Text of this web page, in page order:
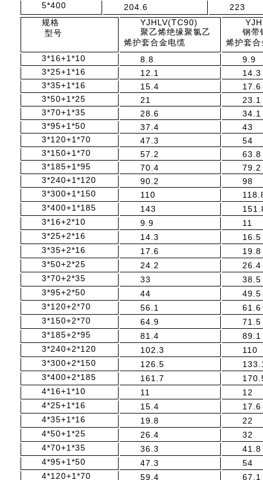
5*400
204.6
223
规格
型号
YJHLV(TC90)
聚乙烯绝缘聚氯乙
烯护套合金电缆
钢带
烯护套
3*16+1*10
8.8
9.9
3*25+1*16
12.1
14.3
3*35+1*16
15.4
17.6
3*50+1*25
21
23.1
3*70+1*35
28.6
34.1
3*95+1*50
37.4
43
3*120+1*70
47.3
54
3*150+1*70
57.2
63.8
3*185+1*95
70.4
79.2
3*240+1*120
90.2
98
3*300+1*150
110
3*400+1*185
143
3*16+2*10
9.9
11
3*25+2*16
14.3
16.5
3*35+2*16
17.6
19.8
3*50+2*25
24.2
26.4
3*70+2*35
33
38.5
3*95+2*50
44
49.5
3*120+2*70
56.1
61.6
3*150+2*70
64.9
71.5
3*185+2*95
81.4
89.1
3*240+2*120
102.3
110
3*300+2*150
126.5
3*400+2*185
161.7
4*16+1*10
11
12
4*25+1*16
15.4
17.6
4*35+1*16
19.8
22
4*50+1*25
26.4
32
4*70+1*35
36.3
41.8
4*95+1*50
47.3
54
4*120+1*70
59.4 67.1